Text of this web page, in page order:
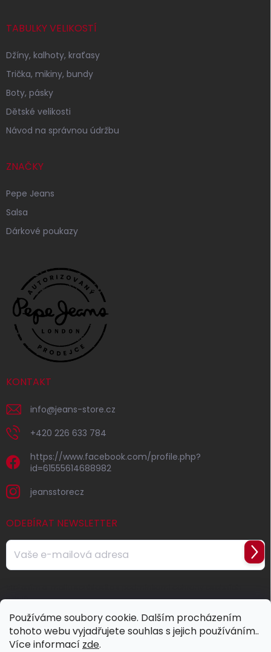
Používáme soubory cookie. Dalším procházením
tohoto webu vyjadřujete souhlas s jejich používáním..
Více informací zde.
TABULKY VELIKOSTÍ
Džíny, kalhoty, kraťasy
Trička, mikiny, bundy
Boty, pásky
Dětské velikosti
Návod na správnou údržbu
ZNAČKY
Pepe Jeans
Salsa
Dárkové poukazy
KONTAKT
info@jeans-store.cz
+420 226 633 784
https://www.facebook.com/profile.php?
id=61555614688982
jeansstorecz
ODEBÍRAT NEWSLETTER
údajů
se